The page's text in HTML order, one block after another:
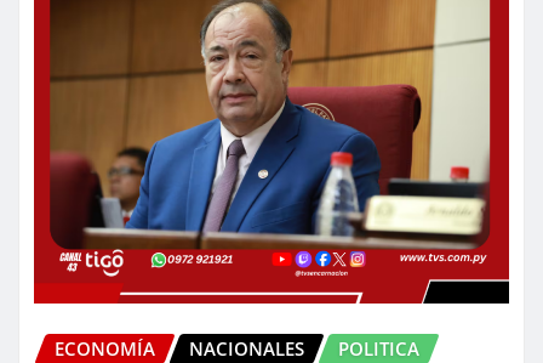
ECONOMÍA NACIONALES POLITICA